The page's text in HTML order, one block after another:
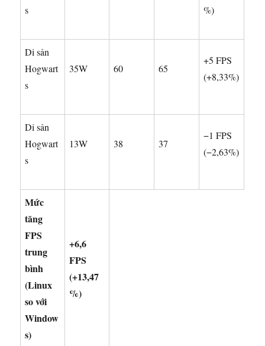
s
%)
Di sản
Hogwart
s
35W 60 65
+5 FPS
(+8,33%)
Di sản
Hogwart
s
13W 38 37
−1 FPS
(−2,63%)
Mức
tăng
FPS
trung
bình
(Linux
so với
Window
s)
+6,6
FPS
(+13,47
%)